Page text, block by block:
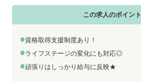
お電話でのお問い合わせ
平日 9:00～18:00
0800-555-1109
この求人のポイント
資格取得支援制度あり！
ライフステージの変化にも対応◎
頑張りはしっかり給与に反映★